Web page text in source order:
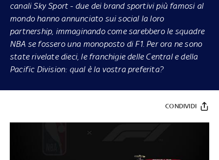
canali Sky Sport - due dei brand sportivi più famosi al
mondo hanno annunciato sui social la loro
partnership, immaginando come sarebbero le squadre
NBA se fossero una monoposto di F1. Per ora ne sono
state rivelate dieci, le franchigie delle Central e della
Pacific Division: qual è la vostra preferita?
CONDIVIDI